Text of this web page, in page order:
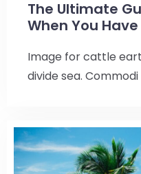
The Ultimate
When You
Image for cattle
divide sea.